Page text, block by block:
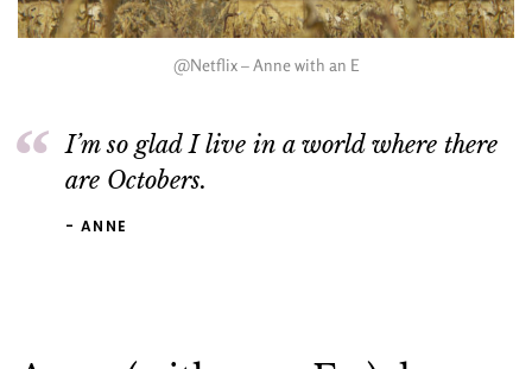
@Netflix – Anne with an E
I’m so glad I live in a world where there
are Octobers.
ANNE